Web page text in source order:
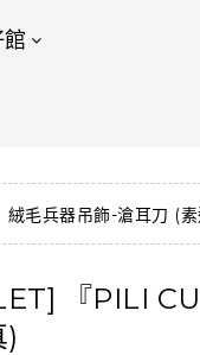
毛兵器吊飾-滄耳刀 (素
『PILI
)